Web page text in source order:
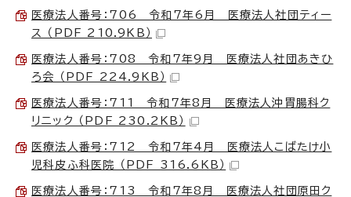
医療法人番号：706 令和7年6月 医療法人社団ティー
ス （PDF 210.9KB）
医療法人番号：708 令和7年9月 医療法人社団あきひ
ろ会 （PDF 224.9KB）
医療法人番号：711 令和7年8月 医療法人沖胃腸科ク
リニック （PDF 230.2KB）
医療法人番号：712 令和7年4月 医療法人こばたけ小
児科皮ふ科医院 （PDF 316.6KB）
医療法人番号：713 令和7年8月 医療法人社団原田ク